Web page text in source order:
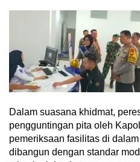
Dalam suasana khidmat,
pengguntingan pita oleh
pemeriksaan fasilitas di
dibangun dengan standar